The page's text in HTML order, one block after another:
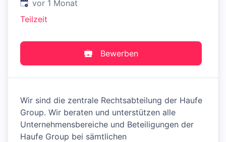
Veröffentlicht:
vor 1 Monat
Teilzeit
Bewerben
Wir sind die zentrale Rechtsabteilung der Haufe
Group. Wir beraten und unterstützen alle
Unternehmensbereiche und Beteiligungen der
Haufe Group bei sämtlichen